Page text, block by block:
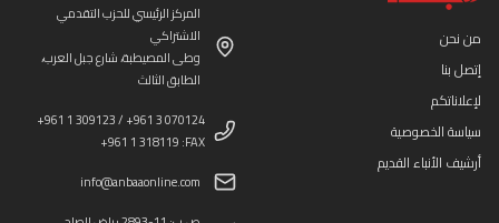
من نحن
إتصل بنا
لإعلاناتكم
سياسة الخصوصية
أرشيف الأنباء القديم
المركز الرئيسي للحزب التقدمي
الاشتراكي
وطى المصيطبة، شارع جبل العرب،
الطابق الثالث
+961 1 309123 / +961 3 070124
+961 1 318119 :FAX
info@anbaaonline.com